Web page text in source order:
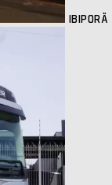
IBIPORÃ